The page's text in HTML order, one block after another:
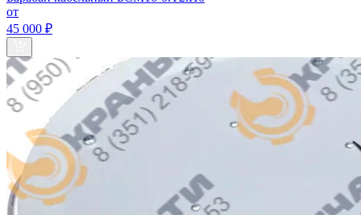
от
45 000 ₽